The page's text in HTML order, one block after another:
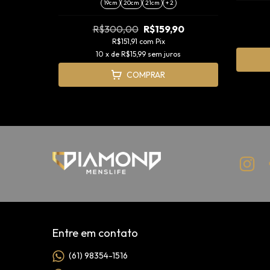
19cm
20cm 21cm + 2
R$300,00 R$159,90
R$151,91 com Pix
10 x de R$15,99 sem juros
COMPRAR
Entre em contato
(61) 98354-1516